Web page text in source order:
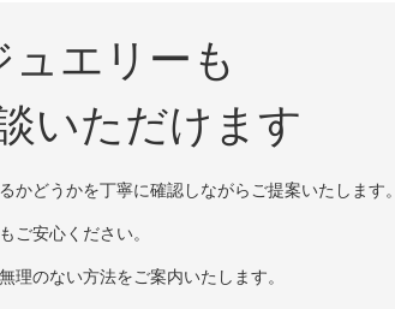
ュエリーも
いただけます
かどうかを丁寧に確認しながらご提案いたします。
ご安心ください。
無理のない方法をご案内いたします。